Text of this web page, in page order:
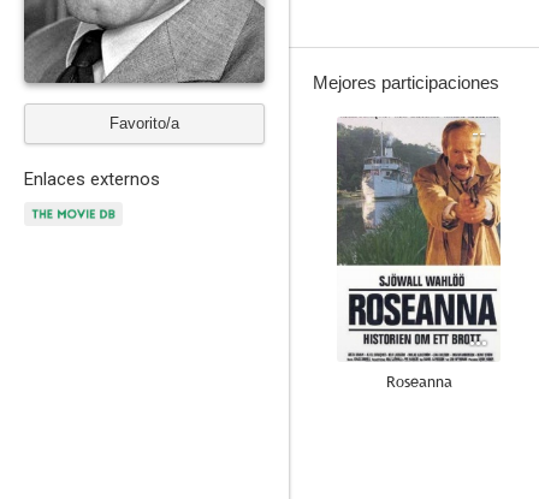
Favorito/a
Enlaces externos
Mejores participaciones
--
Roseanna